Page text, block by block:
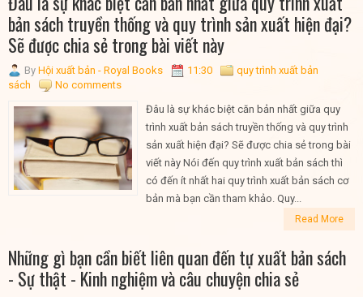
bản sách truyền thống và quy trình sản xuất hiện đại?
Sẽ được chia sẻ trong bài viết này
By Hội xuất bản - Royal Books 11:30
quy trình xuất bản
sách
No comments
Đâu là sự khác biệt căn bản nhất giữa quy
trình xuất bản sách truyền thống và quy trình
sản xuất hiện đại? Sẽ được chia sẻ trong bài
viết này Nói đến quy trình xuất bản sách thì
có đến ít nhất hai quy trình xuất bản sách cơ
bản mà bạn cần tham khảo. Quy...
Read More
Những gì bạn cần biết liên quan đến tự xuất bản sách
- Sự thật - Kinh nghiệm và câu chuyện chia sẻ